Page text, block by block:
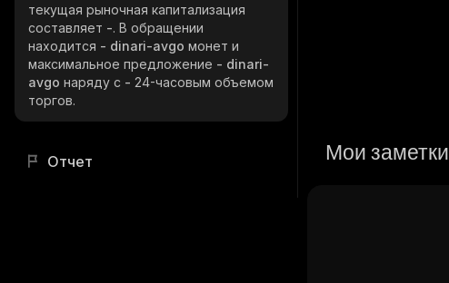
текущая рыночная капитализация
составляет -. В обращении
находится - dinari-avgo монет и
максимальное предложение - dinari-
avgo наряду с - 24-часовым объемом
торгов.
Отчет Мои заметки